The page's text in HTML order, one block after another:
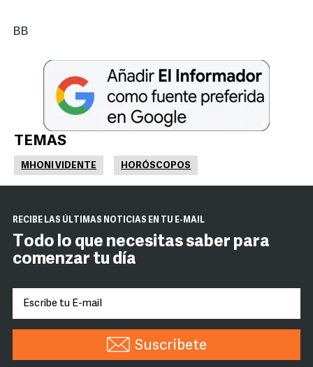
BB
TEMAS
MHONI VIDENTE HORÓSCOPOS
RECIBE LAS ÚLTIMAS NOTICIAS EN TU E-MAIL
Todo lo que necesitas saber para
comenzar tu día
Suscríbete